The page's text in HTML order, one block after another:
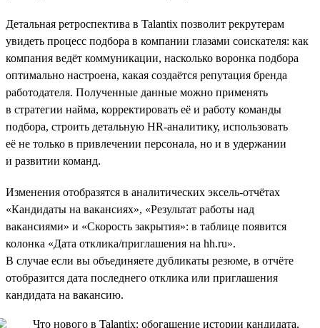
Детальная ретроспектива в Talantix позволит рекрутерам
увидеть процесс подбора в компании глазами соискателя: как
компания ведёт коммуникации, насколько воронка подбора
оптимально настроена, какая создаётся репутация бренда
работодателя. Полученные данные можно применять
в стратегии найма, корректировать её и работу команды
подбора, строить детальную HR-аналитику, использовать
её не только в привлечении персонала, но и в удержании
и развитии команд.
Изменения отобразятся в аналитических эксель-отчётах
«Кандидаты на вакансиях», «Результат работы над
вакансиями» и «Скорость закрытия»: в таблице появится
колонка «Дата отклика/приглашения на hh.ru».
В случае если вы объединяете дубликаты резюме, в отчёте
отобразится дата последнего отклика или приглашения
кандидата на вакансию.